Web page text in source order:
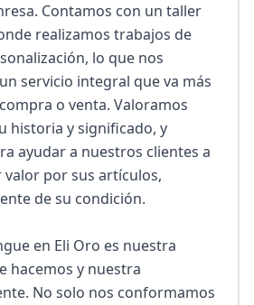
Contamos con un taller
realizamos trabajos de
lo que nos
servicio integral que va más
o venta. Valoramos
historia y significado, y
ayudar a nuestros clientes a
por sus artículos,
de su condición.
en Eli Oro es nuestra
hacemos y nuestra
No solo nos conformamos